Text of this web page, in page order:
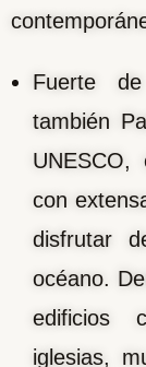
Fuerte
también
UNESCO,
con
disfrutar
océano.
edificios
iglesias,